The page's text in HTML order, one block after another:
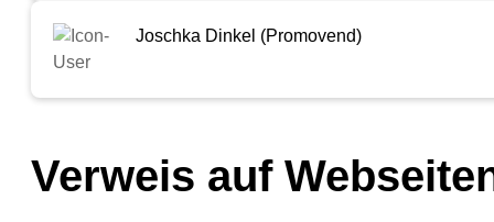
Joschka Dinkel (Promovend)
Verweis auf